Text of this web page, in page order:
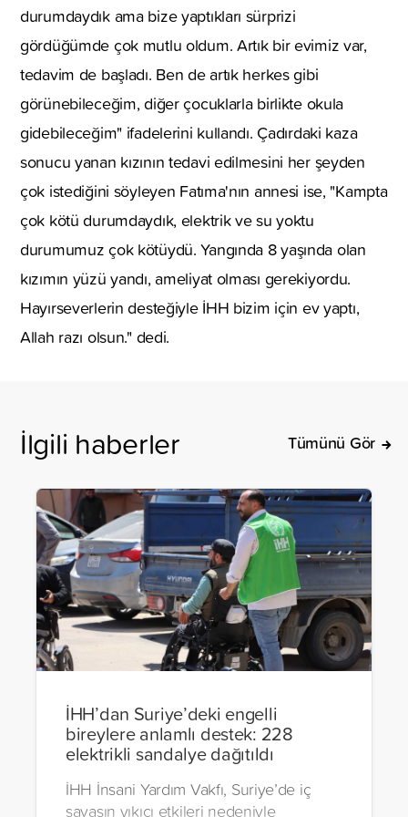
durumdaydık ama bize yaptıkları sürprizi
gördüğümde çok mutlu oldum. Artık bir evimiz var,
tedavim de başladı. Ben de artık herkes gibi
görünebileceğim, diğer çocuklarla birlikte okula
gidebileceğim" ifadelerini kullandı. Çadırdaki kaza
sonucu yanan kızının tedavi edilmesini her şeyden
çok istediğini söyleyen Fatıma'nın annesi ise, "Kampta
çok kötü durumdaydık, elektrik ve su yoktu
durumumuz çok kötüydü. Yangında 8 yaşında olan
kızımın yüzü yandı, ameliyat olması gerekiyordu.
Hayırseverlerin desteğiyle İHH bizim için ev yaptı,
Allah razı olsun." dedi.
İlgili haberler Tümünü Gör
İHH’dan Suriye’deki engelli
bireylere anlamlı destek: 228
elektrikli sandalye dağıtıldı
İHH İnsani Yardım Vakfı, Suriye’de iç
savaşın yıkıcı etkileri nedeniyle